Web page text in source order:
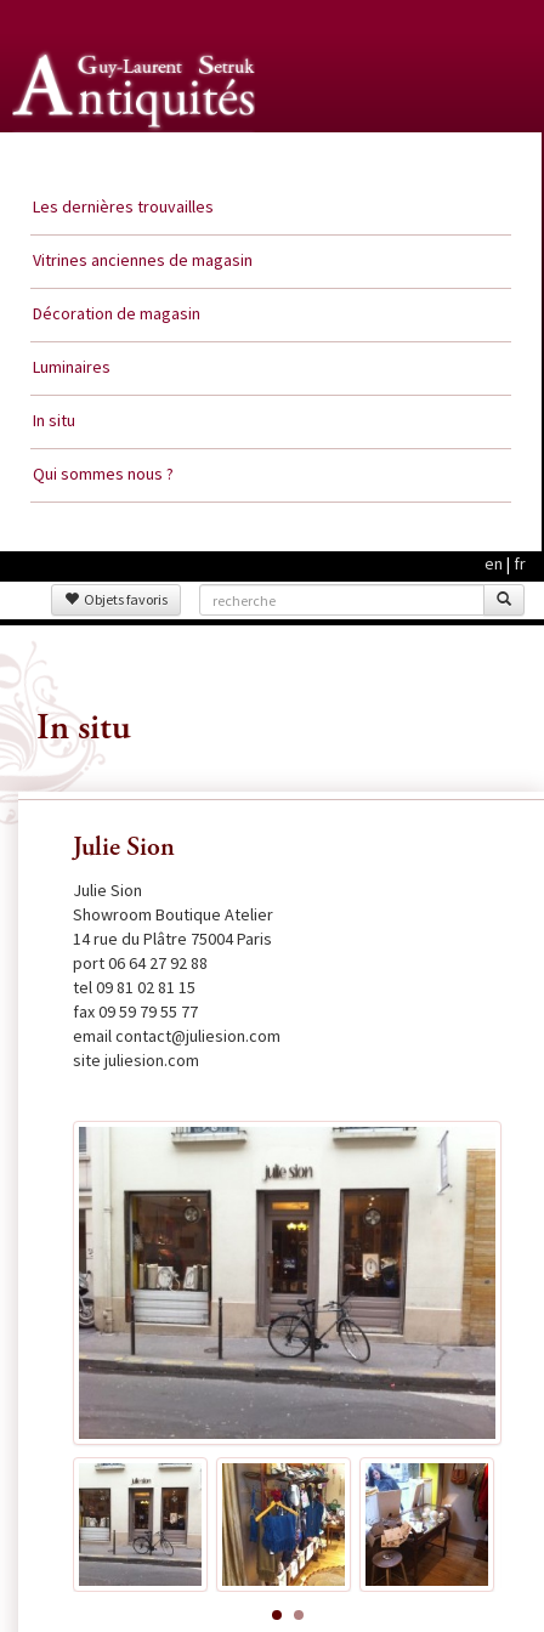
Les dernières trouvailles
Vitrines anciennes de magasin
Décoration de magasin
Luminaires
In situ
Qui sommes nous ?
en | fr
Objets favoris
In situ
Julie Sion
Julie Sion
Showroom Boutique Atelier
14 rue du Plâtre 75004 Paris
port 06 64 27 92 88
tel 09 81 02 81 15
fax 09 59 79 55 77
email contact@juliesion.com
site juliesion.com